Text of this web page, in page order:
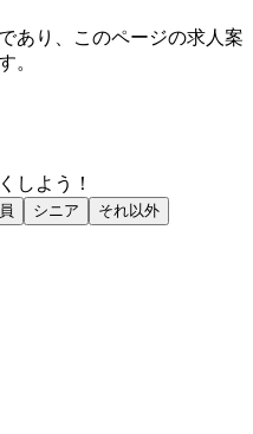
あり、このページの求人案
。
しよう！
シニア
それ以外